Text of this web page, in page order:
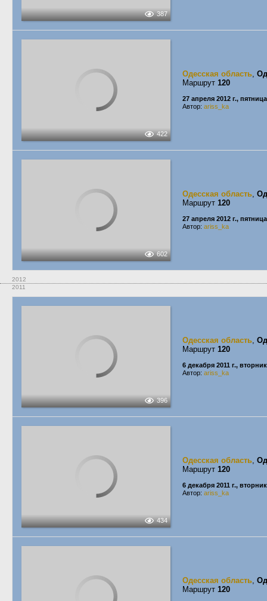
387
422
Одесская область,
Маршрут 120
27 апреля 2012 г., пятница
Автор: ariss_ka
602
Одесская область,
Маршрут 120
27 апреля 2012 г., пятница
Автор: ariss_ka
2012
2011
396
Одесская область,
Маршрут 120
6 декабря 2011 г., вторник
Автор: ariss_ka
434
Одесская область,
Маршрут 120
6 декабря 2011 г., вторник
Автор: ariss_ka
Одесская область,
Маршрут 120